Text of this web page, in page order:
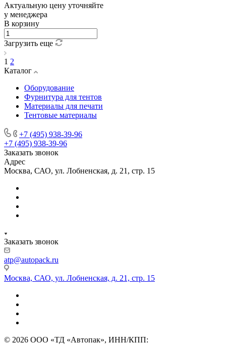
Актуальную цену уточняйте
у менеджера
В корзину
Загрузить еще
1 2
Каталог
Оборудование
Фурнитура для тентов
Материалы для печати
Тентовые материалы
+7 (495) 938-39-96
+7 (495) 938-39-96
Заказать звонок
Адрес
Москва, САО, ул. Лобненская, д. 21, стр. 15
Заказать звонок
atp@autopack.ru
Москва, САО, ул. Лобненская, д. 21, стр. 15
© 2026 ООО «ТД «Автопак», ИНН/КПП: